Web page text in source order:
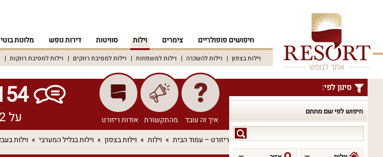
חיפושים פופולריים צימרים וילות סוויטות דירות נופש מלונות
וילות בצפון וילות להשכרה וילות למשפחות וילות למסיבת רווקים וילות למסיבת רווקות
סינון לפי:
חיפוש לפי שם מתחם
לפי
איך זה עובד מהתקשורת אודות ריזורט
16,154
על 392 מקומות אירוח שונים ברחבי הארץ
ריזורט – עמוד הבית וילות וילות בצפון וילות בגליל המערבי וילות